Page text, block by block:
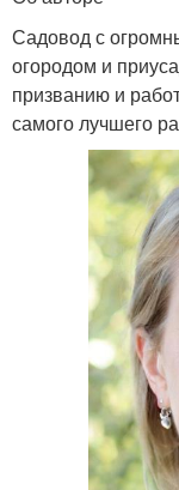
Садовод с
огородом и
призванию и
самого лучшего